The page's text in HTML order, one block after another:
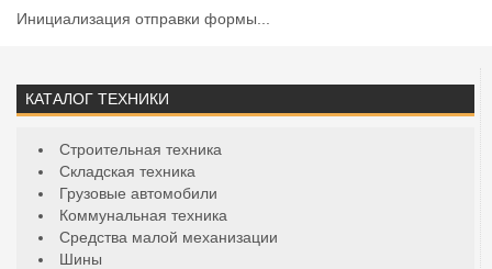
Инициализация отправки формы...
КАТАЛОГ ТЕХНИКИ
Строительная техника
Складская техника
Грузовые автомобили
Коммунальная техника
Средства малой механизации
Шины